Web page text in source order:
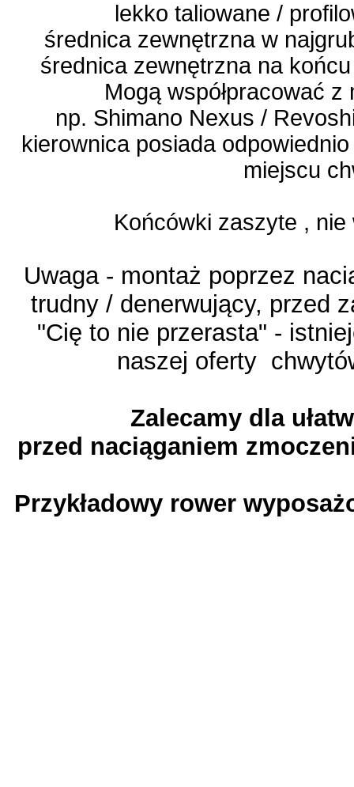
lekko taliowane /
średnica zewnętrzna w
średnica zewnętrzna na
Mogą współpracować
np. Shimano Nexus /
kierownica posiada
miejscu
Końcówki zaszyte ,
Uwaga - montaż poprzez
trudny / denerwujący, przed
"Cię to nie przerasta" -
naszej oferty
Zalecamy dla
przed naciąganiem
Przykładowy rower